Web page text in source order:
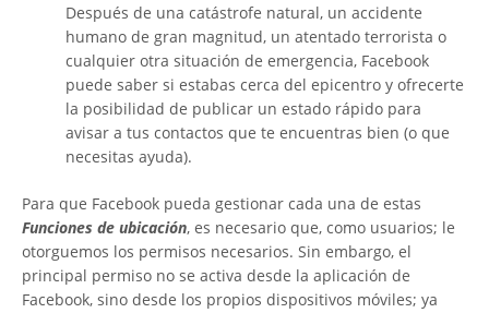
Después de una catástrofe natural, un accidente
humano de gran magnitud, un atentado terrorista o
cualquier otra situación de emergencia, Facebook
puede saber si estabas cerca del epicentro y ofrecerte
la posibilidad de publicar un estado rápido para
avisar a tus contactos que te encuentras bien (o que
necesitas ayuda).
Para que Facebook pueda gestionar cada una de estas
Funciones de ubicación, es necesario que, como usuarios; le
otorguemos los permisos necesarios. Sin embargo, el
principal permiso no se activa desde la aplicación de
Facebook, sino desde los propios dispositivos móviles; ya